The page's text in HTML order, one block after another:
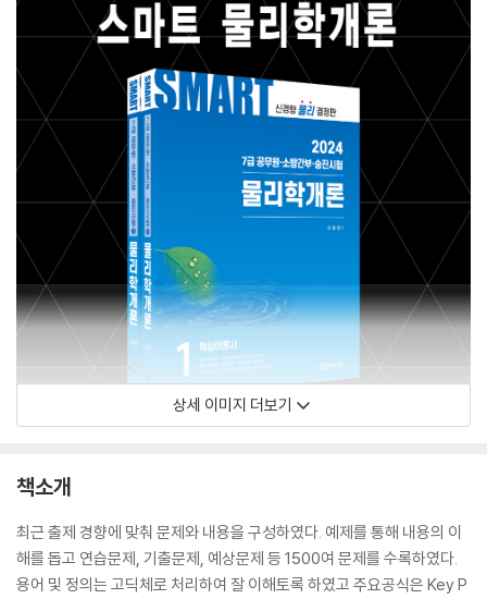
상세 이미지 더보기
책소개
최근 출제 경향에 맞춰 문제와 내용을 구성하였다. 예제를 통해 내용의 이
해를 돕고 연습문제, 기출문제, 예상문제 등 1500여 문제를 수록하였다.
용어 및 정의는 고딕체로 처리하여 잘 이해토록 하였고 주요공식은 Key P